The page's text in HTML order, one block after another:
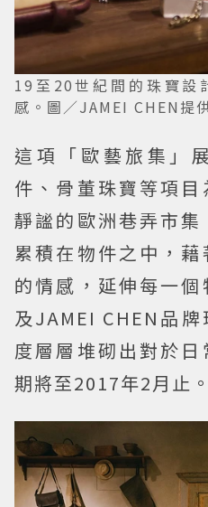
19至20世紀間的珠寶設
感。圖／JAMEI CHEN提
這項「歐藝旅集」
件、骨董珠寶等項
靜謐的歐洲巷弄市
累積在物件之中，
的情感，延伸每一
及JAMEI CHEN品
度層層堆砌出對於
期將至2017年2月止。